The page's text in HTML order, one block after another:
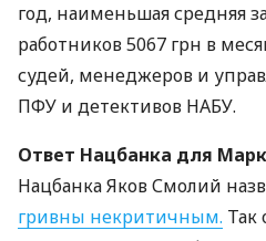
год, наименьшая средняя
работников 5067 грн в
судей, менеджеров и
ПФУ и детективов НАБУ.
Ответ Нацбанка для
Нацбанка Яков Смолий
гривны некритичным. Так